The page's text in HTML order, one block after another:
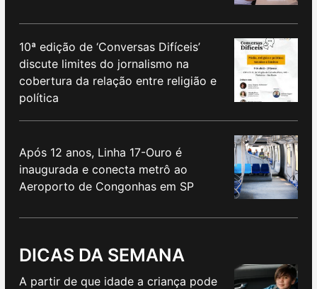
10ª edição de ‘Conversas Difíceis’
discute limites do jornalismo na
cobertura da relação entre religião e
política
Após 12 anos, Linha 17-Ouro é
inaugurada e conecta metrô ao
Aeroporto de Congonhas em SP
DICAS DA SEMANA
A partir de que idade a criança pode